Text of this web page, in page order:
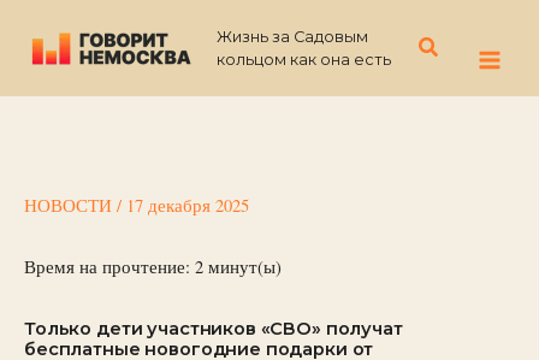
содержимому
Жизнь за Садовым
кольцом как она есть
Поиск
НОВОСТИ / 17 декабря 2025
Время на прочтение: 2 минут(ы)
Только дети участников «СВО» получат
бесплатные новогодние подарки от